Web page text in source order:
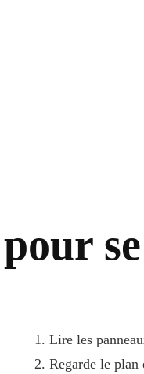
pour
Lire les
Regarde le plan